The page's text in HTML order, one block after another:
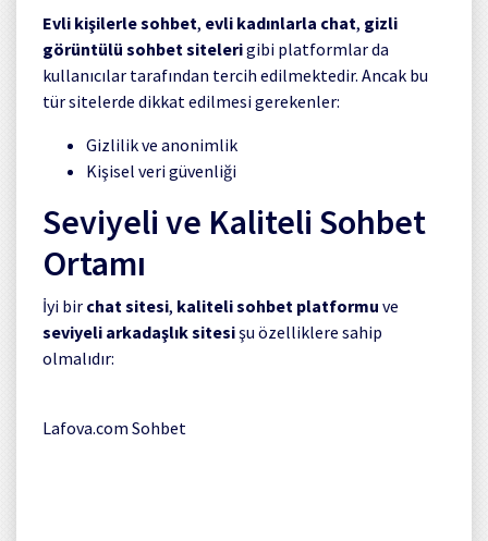
Evli kişilerle sohbet, evli kadınlarla chat, gizli
görüntülü sohbet sitelerigibi platformlar da
kullanıcılar tarafından tercih edilmektedir. Ancak bu
tür sitelerde dikkat edilmesi gerekenler:
Gizlilik ve anonimlik
Kişisel veri güvenliği
Seviyeli ve Kaliteli Sohbet
Ortamı
İyi bir chat sitesi, kaliteli sohbet platformu ve
seviyeli arkadaşlık sitesişu özelliklere sahip
olmalıdır:
Lafova.com Sohbet